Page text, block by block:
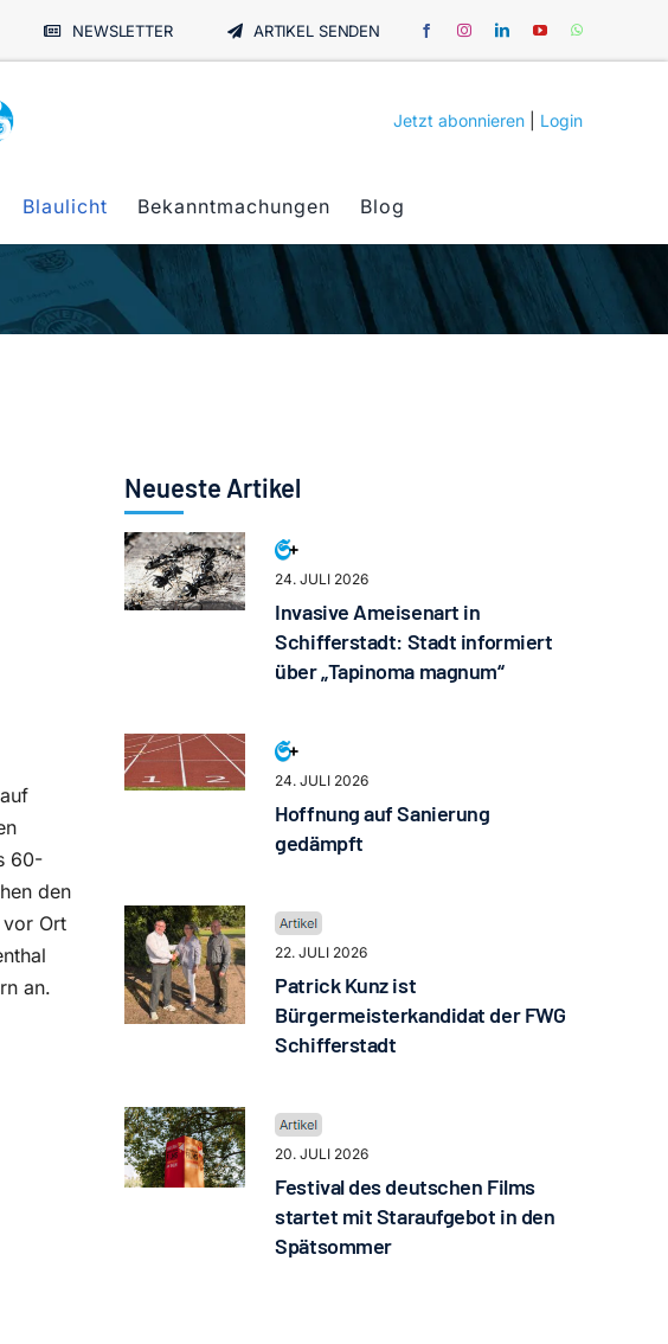
NEWSLETTER ARTIKEL SENDEN
Jetzt abonnieren Login
Blaulicht Bekanntmachungen Blog
60-
den
Ort
an.
Neueste Artikel
24. JULI 2026
Invasive Ameisenart in
Schifferstadt: Stadt informiert
über „Tapinoma magnum“
24. JULI 2026
Hoffnung auf Sanierung
gedämpft
22. JULI 2026
Patrick Kunz ist
Bürgermeisterkandidat der FWG
Schifferstadt
20. JULI 2026
Festival des deutschen Films
startet mit Staraufgebot in den
Spätsommer